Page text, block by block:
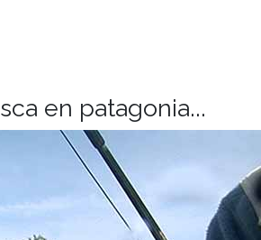
en patagonia...